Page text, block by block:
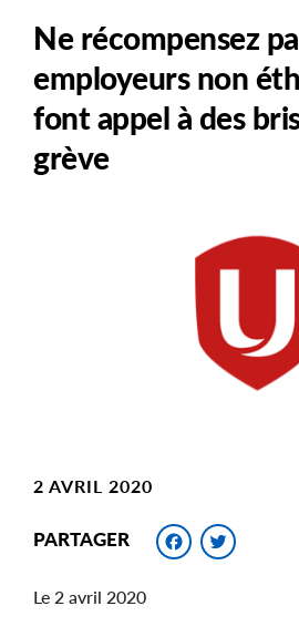
Ne récompensez
employeurs non
font appel à des
grève
2 AVRIL 2020
PARTAGER
Le 2 avril 2020